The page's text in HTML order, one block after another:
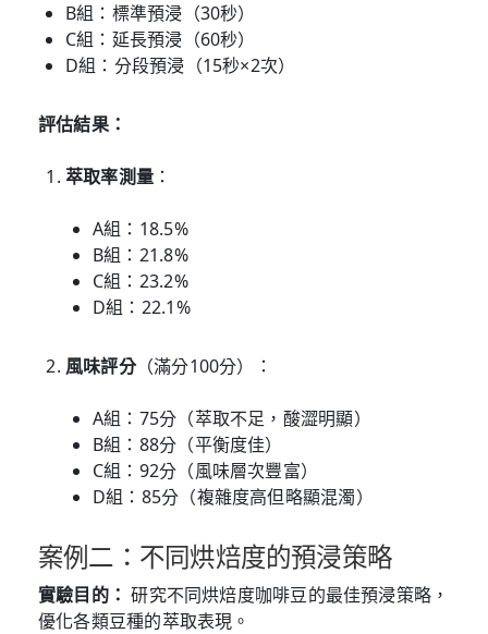
B組：標準預浸（30秒）
C組：延長預浸（60秒）
D組：分段預浸（15秒×2次）
評估結果：
萃取率測量 ：
A組：18.5%
B組：21.8%
C組：23.2%
D組：22.1%
風味評分（滿分100分）：
A組：75分（萃取不足，酸澀明顯）
B組：88分（平衡度佳）
C組：92分（風味層次豐富）
D組：85分（複雜度高但略顯混濁）
案例二：不同烘焙度的預浸策略
實驗目的： 研究不同烘焙度咖啡豆的最佳預浸策略，
優化各類豆種的萃取表現。